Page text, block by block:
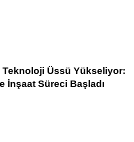
Teknoloji Üssü Yükseliyor:
İnşaat Süreci Başladı